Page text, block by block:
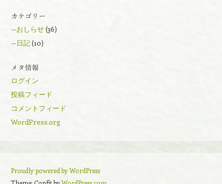
カテゴリー
—おしらせ(36)
—日記(10)
メタ情報
ログイン
投稿フィード
コメントフィード
WordPress.org
Proudly powered by WordPress